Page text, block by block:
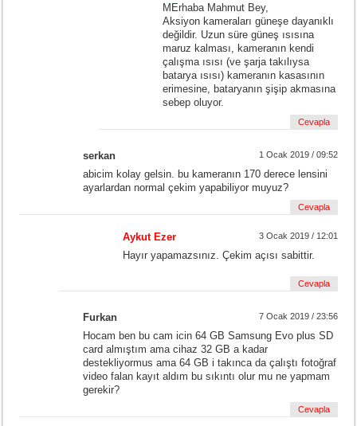
MErhaba Mahmut Bey,
Aksiyon kameraları güneşe dayanıklı
değildir. Uzun süre güneş ısısına
maruz kalması, kameranın kendi
çalışma ısısı (ve şarja takılıysa
batarya ısısı) kameranın kasasının
erimesine, bataryanın şişip akmasına
sebep oluyor.
Cevapla
serkan 1 Ocak 2019 / 09:52
abicim kolay gelsin. bu kameranın 170 derece lensini
ayarlardan normal çekim yapabiliyor muyuz?
Cevapla
Aykut Ezer 3 Ocak 2019 / 12:01
Hayır yapamazsınız. Çekim açısı sabittir.
Cevapla
Furkan 7 Ocak 2019 / 23:56
Hocam ben bu cam icin 64 GB Samsung Evo plus SD
card almıştım ama cihaz 32 GB a kadar
destekliyormus ama 64 GB i takınca da çalıştı fotoğraf
video falan kayıt aldım bu sıkıntı olur mu ne yapmam
gerekir?
Cevapla